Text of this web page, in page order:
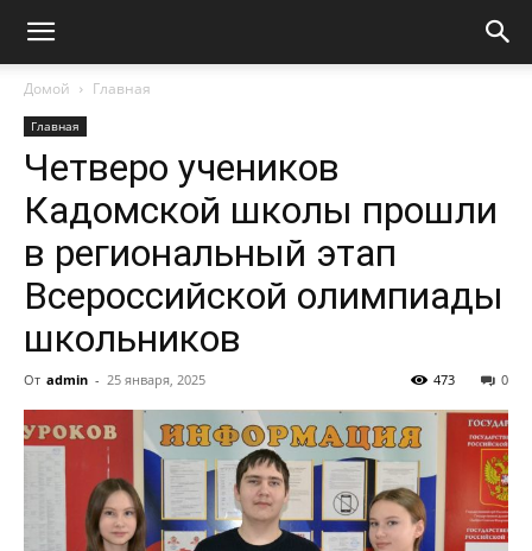
Домой Главная
Главная
Четверо учеников
Кадомской школы прошли
в региональный этап
Всероссийской олимпиады
школьников
От admin - 25 января, 2025 0
473